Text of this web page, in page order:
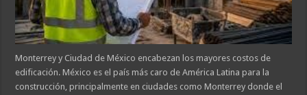
Monterrey y Ciudad de México encabezan los mayores costos de
edificación. México es el país más caro de América Latina para la
construcción, principalmente en ciudades como Monterrey donde el